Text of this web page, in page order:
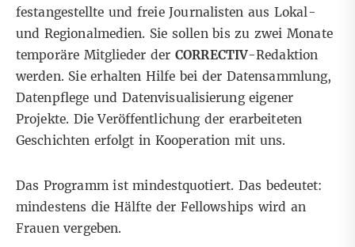
festangestellte und freie Journalisten aus Lokal-
und Regionalmedien. Sie sollen bis zu zwei Monate
temporäre Mitglieder derCORRECTIV-Redaktion
werden. Sie erhalten Hilfe bei der Datensammlung,
Datenpflege und Datenvisualisierung eigener
Projekte. Die Veröffentlichung der erarbeiteten
Geschichten erfolgt in Kooperation mit uns.
Das Programm ist mindestquotiert. Das bedeutet:
mindestens die Hälfte der Fellowships wird an
Frauen vergeben.